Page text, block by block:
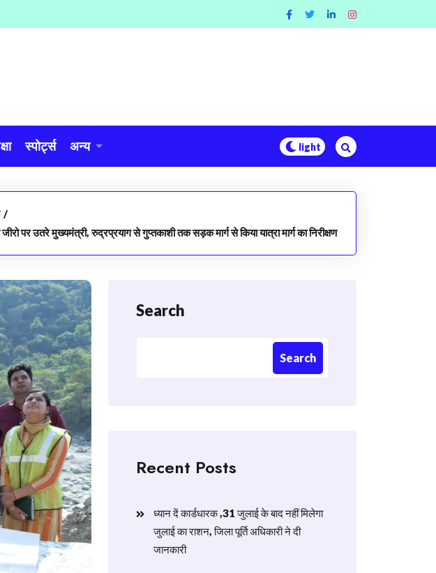
स्पोर्ट्स अन्य
/
पर उतरे मुख्यमंत्री, रुद्रप्रयाग से गुप्तकाशी तक सड़क मार्ग से किया यात्रा मार्ग का निरीक्षण
Search
Search
Recent Posts
ध्यान दें कार्डधारक ,31 जुलाई के बाद नहीं मिलेगा
जुलाई का राशन, जिला पूर्ति अधिकारी ने दी
जानकारी